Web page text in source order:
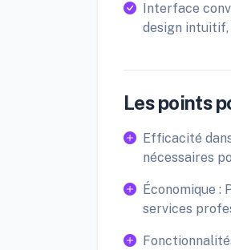
Interface
design intuitif,
Les points
Efficacité
nécessaires
Économique :
services